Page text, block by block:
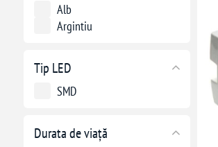
Alb
Argintiu
Tip LED
SMD
Durata de viață